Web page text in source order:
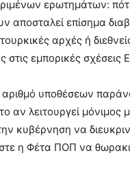
ερωτημάτων:
αποσταλεί επίσημα
αρχές ή
εμπορικές σχέσεις
αριθμό υποθέσεων
αν λειτουργεί
κυβέρνηση να
η Φέτα ΠΟΠ να